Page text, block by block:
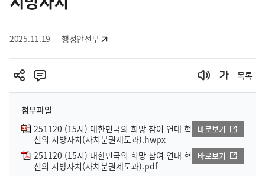
영
2025.11.19 행정안전부
목록
첨부파일
251120 (15시) 대한민국의 희망 참여 연대 혁
신의 지방자치(자치분권제도과).hwpx
바로보기
251120 (15시) 대한민국의 희망 참여 연대 혁
신의 지방자치(자치분권제도과).pdf
바로보기